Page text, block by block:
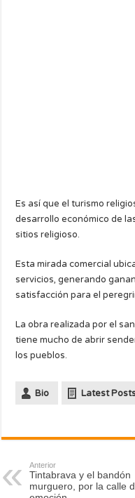
Es así que el turismo
desarrollo económico de
sitios religioso.
Esta mirada comercial
servicios, generando
satisfacción para el
La obra realizada por el
tiene mucho de abrir
los pueblos.
Bio Latest
Anterior
Tintabrava y el bandón
murguero, por la calle